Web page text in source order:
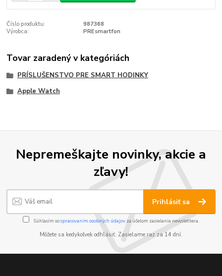
Číslo produktu:
987368
Výrobca:
PREsmartfon
Tovar zaradený v kategóriách
PRÍSLUŠENSTVO PRE SMART HODINKY
Apple Watch
Nepremeškajte novinky, akcie a
zľavy!
Prihlásiť sa
Súhlasím sospracovaním osobných údajov za účelom zasielania newslettera.
Môžete sa kedykoľvek odhlásiť. Zasielame raz za 14 dní.